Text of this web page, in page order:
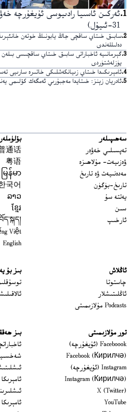
1
.
31-ئىيۇل)
2
.سابىق خىتاي ساقچى جاڭ يابونىڭ خوتەن
دەلىللەندى
3
.گېرمانىيە ئاخباراتى سابىق خىتاي ساقچىسى
يۈزلەشتۈردى
4
.ئامېرىكىدا خىتاي زىيانكەشلىكى خاتىرە سارىيى
5
.ئادريان زېنز: خىتايدا مەجبۇرىي ئەمگەك كۆلىمى
سەھىپىلەر
تەپسىلىي خەۋەر
ۋەزىيەت- مۇلاھىزە
مەدەنىيەت ۋە تارىخ
تارىخ-بۈگۈن
يەتتە سۇ
سىن
ئارخىپ
بۆلۈملەر
通话
粤语
မြန်မာ
국어
ລາວ
ខ្មែរ
Việt
English
ئاڭلاش
چاستوتا
ئاڭلىتىشلار
Podcasts مۇلازىمىتى
بىز بۇ
تور مۇلازىمىتى
Faceboook (ئۇيغۇرچە)
Opens in new window
Facebook (Кирилчә)
Opens in new window
Instagram (ئۇيغۇرچە)
Opens in new window
Instagram (Кирилчә)
Opens in new window
X (Twitter)
YouTube
بىز